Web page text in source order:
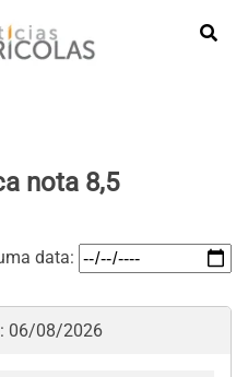
nota 8,5
data:
06/08/2026